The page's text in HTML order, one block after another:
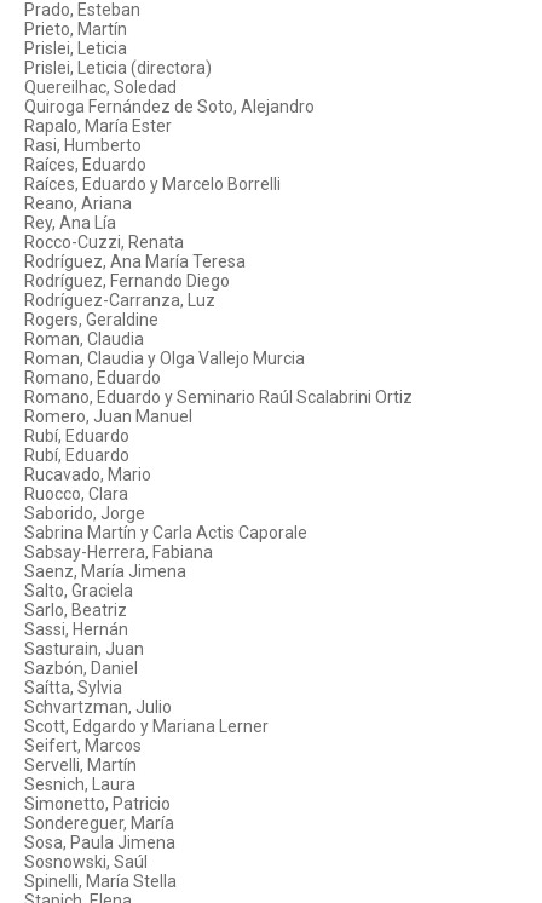
Prado, Esteban
Prieto, Martín
Prislei, Leticia
Prislei, Leticia (directora)
Quereilhac, Soledad
Quiroga Fernández de Soto, Alejandro
Rapalo, María Ester
Rasi, Humberto
Raíces, Eduardo
Raíces, Eduardo y Marcelo Borrelli
Reano, Ariana
Rey, Ana Lía
Rocco-Cuzzi, Renata
Rodríguez, Ana María Teresa
Rodríguez, Fernando Diego
Rodríguez-Carranza, Luz
Rogers, Geraldine
Roman, Claudia
Roman, Claudia y Olga Vallejo Murcia
Romano, Eduardo
Romano, Eduardo y Seminario Raúl Scalabrini Ortiz
Romero, Juan Manuel
Rubí, Eduardo
Rubí, Eduardo
Rucavado, Mario
Ruocco, Clara
Saborido, Jorge
Sabrina Martín y Carla Actis Caporale
Sabsay-Herrera, Fabiana
Saenz, María Jimena
Salto, Graciela
Sarlo, Beatriz
Sassi, Hernán
Sasturain, Juan
Sazbón, Daniel
Saítta, Sylvia
Schvartzman, Julio
Scott, Edgardo y Mariana Lerner
Seifert, Marcos
Servelli, Martín
Sesnich, Laura
Simonetto, Patricio
Sondereguer, María
Sosa, Paula Jimena
Sosnowski, Saúl
Spinelli, María Stella